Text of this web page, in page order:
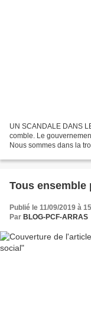
UN SCANDALE DANS
comble. Le
Nous sommes dans la
Tous ensemble
Publié le 11/09/2019 à
Par BLOG-PCF-ARRAS